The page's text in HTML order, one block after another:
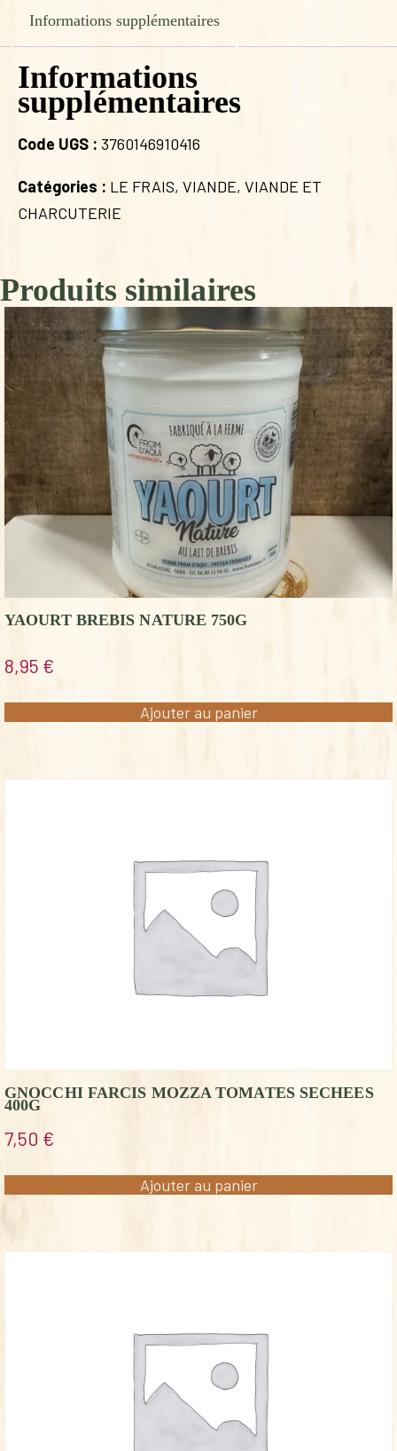
CANARD
BLOC
FOIE
GRAS)
verrine
Informations supplémentaires
Informations
supplémentaires
Code UGS : 3760146910416
Catégories : LE FRAIS, VIANDE, VIANDE ET
CHARCUTERIE
Produits similaires
YAOURT BREBIS NATURE 750G
8,95 €
Ajouter au panier
GNOCCHI FARCIS MOZZA TOMATES SECHEES
400G
7,50 €
Ajouter au panier